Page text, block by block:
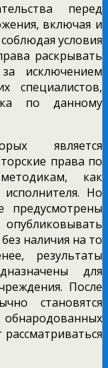
перед
включая и
условия
раскрывать
исключением
специалистов,
по данному
является
права по
как
Но
предусмотрены
наличия на то
результаты
для
После
становятся